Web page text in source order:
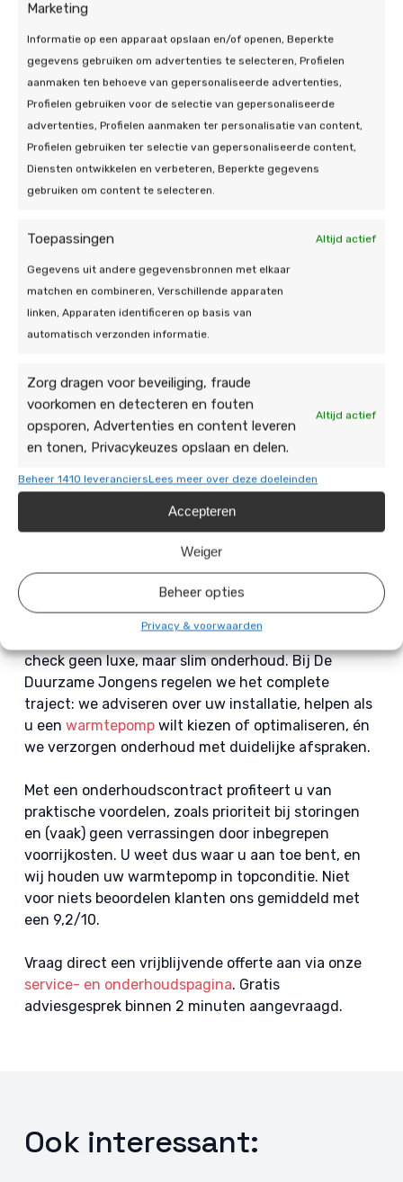
Marketing
Informatie op een apparaat opslaan en/of openen, Beperkte
gegevens gebruiken om advertenties te selecteren, Profielen
aanmaken ten behoeve van gepersonaliseerde advertenties,
Profielen gebruiken voor de selectie van gepersonaliseerde
advertenties, Profielen aanmaken ter personalisatie van content,
Profielen gebruiken ter selectie van gepersonaliseerde content,
Diensten ontwikkelen en verbeteren, Beperkte gegevens
gebruiken om content te selecteren.
Toepassingen Altijd actief
Gegevens uit andere gegevensbronnen met elkaar
matchen en combineren, Verschillende apparaten
linken, Apparaten identificeren op basis van
automatisch verzonden informatie.
Zorg dragen voor beveiliging, fraude
voorkomen en detecteren en fouten
opsporen, Advertenties en content leveren
en tonen, Privacykeuzes opslaan en delen.
Altijd actief
Beheer 1410 leveranciersLees meer over deze doeleinden
Accepteren
Weiger
Beheer opties
Privacy & voorwaarden
signaal waarmee u storingen voorkomt: kleine
afwijkingen worden vroeg zichtbaar, voordat de
warmtepomp langdurig “tegen de weerstand in”
moet werken.
Combineert u de warmtepomp met zonnepanelen?
Dan kunt u met overschotstroomsturing slim
verwarmen op momenten dat u zelf stroom opwekt.
Dat verlaagt uw netafname én zorgt voor rustiger,
schakelen betekent in de praktijk ook minder
slijtage aan compressor en pomp.
Praktisch: ziet u in de monitoring een verbruikspiek
van meer dan 15% ten opzichte van vorige maand
(zonder duidelijke verklaring zoals kouder weer)?
en plannen, als het nodig is, snel een monteur in.
Gratis binnen 2 minuten geregeld!
Vraag nu een vrijblijvende
offerte aan voor
onderhoud
Uw warmtepomp laten nakijken door
De Duurzame Jongens
Wilt u storingen voor zijn en zeker weten dat uw
check geen luxe, maar slim onderhoud. Bij De
Duurzame Jongens regelen we het complete
traject: we adviseren over uw installatie, helpen als
u een warmtepompwilt kiezen of optimaliseren, én
we verzorgen onderhoud met duidelijke afspraken.
Met een onderhoudscontract profiteert u van
praktische voordelen, zoals prioriteit bij storingen
en (vaak) geen verrassingen door inbegrepen
voorrijkosten. U weet dus waar u aan toe bent, en
wij houden uw warmtepomp in topconditie. Niet
voor niets beoordelen klanten ons gemiddeld met
een 9,2/10.
Vraag direct een vrijblijvende offerte aan via onze
service- en onderhoudspagina. Gratis
adviesgesprek binnen 2 minuten aangevraagd.
Ook interessant: